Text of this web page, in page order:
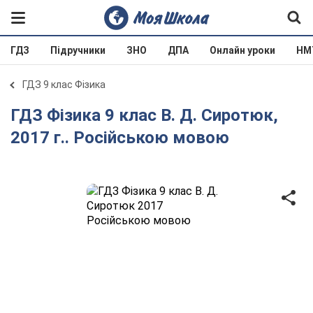
ГДЗ Підручники ЗНО ДПА Онлайн уроки
ГДЗ 9 клас Фізика
ГДЗ Фізика 9 клас В. Д. Сиротюк,
2017 г.. Російською мовою